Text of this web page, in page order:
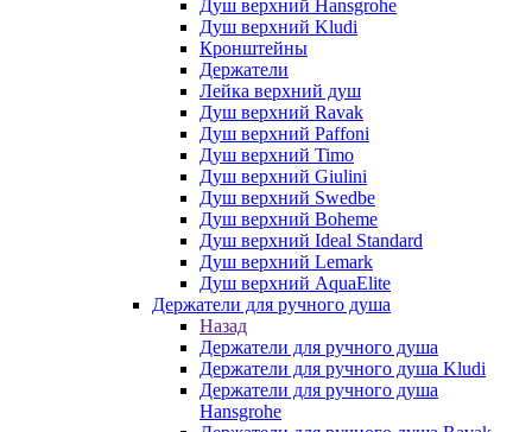
Душ верхний Hansgrohe
Душ верхний Kludi
Кронштейны
Держатели
Лейка верхний душ
Душ верхний Ravak
Душ верхний Paffoni
Душ верхний Timo
Душ верхний Giulini
Душ верхний Swedbe
Душ верхний Boheme
Душ верхний Ideal Standard
Душ верхний Lemark
Душ верхний AquaElite
Держатели для ручного душа
Назад
Держатели для ручного душа
Держатели для ручного душа Kludi
Держатели для ручного душа
Hansgrohe